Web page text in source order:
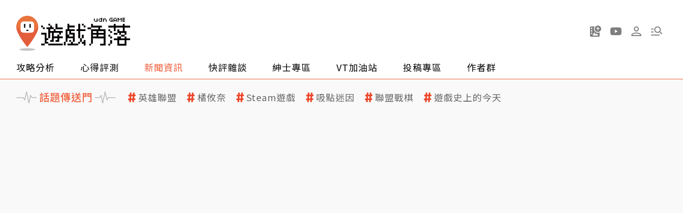
攻略分析 心得評測 新聞資訊 快評雜談 紳士專區 VT加油站 投稿專區 作者群
話題傳送門 英雄聯盟 橘攸奈 Steam遊戲 吸點迷因 聯盟戰棋 遊戲史上的今天